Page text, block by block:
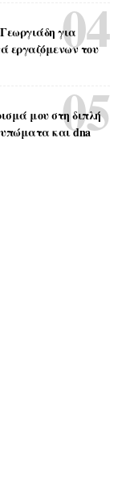
για
εργαζόμενων του
μου στη διπλή
και dna